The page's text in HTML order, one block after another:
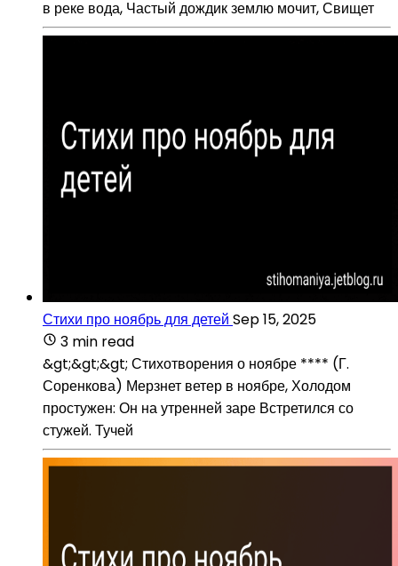
в реке вода, Частый дождик землю мочит, Свищет
Стихи про ноябрь для детей Sep 15, 2025
3 min read
&gt;&gt;&gt; Стихотворения о ноябре **** (Г.
Соренкова) Мерзнет ветер в ноябре, Холодом
простужен: Он на утренней заре Встретился со
стужей. Тучей